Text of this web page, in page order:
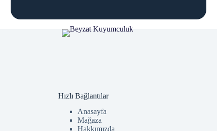
Hızlı Bağlantılar
Anasayfa
Mağaza
Hakkımızda